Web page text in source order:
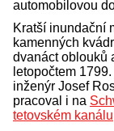
automobilovou
Kratší inundační
kamenných
dvanáct oblouků
letopočtem
inženýr Josef
pracoval i na
tetovském kanálu